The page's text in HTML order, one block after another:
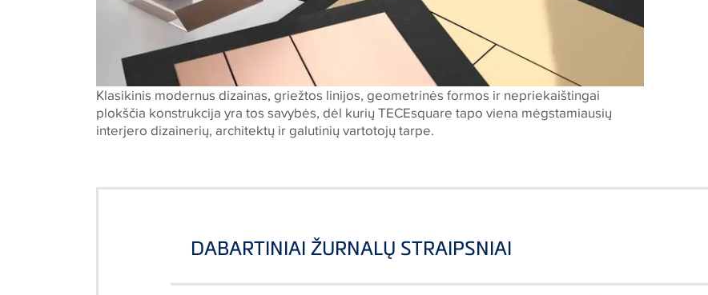
Klasikinis modernus dizainas, griežtos linijos, geometrinės formos ir nepriekaištingai
plokščia konstrukcija yra tos savybės, dėl kurių TECEsquare tapo viena mėgstamiausių
interjero dizainerių, architektų ir galutinių vartotojų tarpe.
DABARTINIAI ŽURNALŲ STRAIPSNIAI